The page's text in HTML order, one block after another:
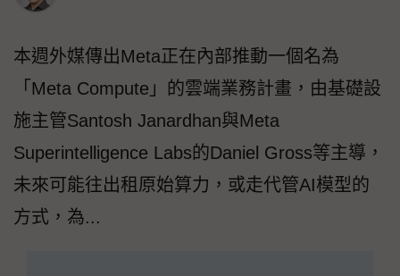
本週外媒傳出Meta正在內部推動一個名為
「Meta Compute」的雲端業務計畫，由基礎設
施主管Santosh Janardhan與Meta
Superintelligence Labs的Daniel Gross等主導，
未來可能往出租原始算力，或走代管AI模型的
方式，為...